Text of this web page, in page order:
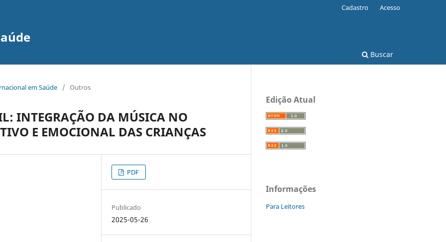
Buscar
Cadastro Acesso
em Saúde / Outros
INTEGRAÇÃO DA MÚSICA NO
E EMOCIONAL DAS CRIANÇAS
PDF
Publicado
2025-05-26
Edição Atual
Informações
Para Leitores